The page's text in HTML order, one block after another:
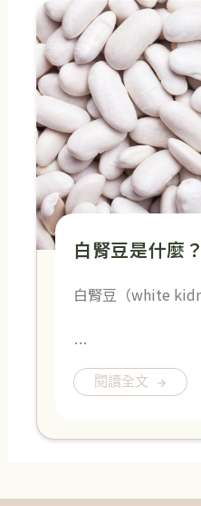
白腎豆是什麼
白腎豆（white
…
閱讀全文